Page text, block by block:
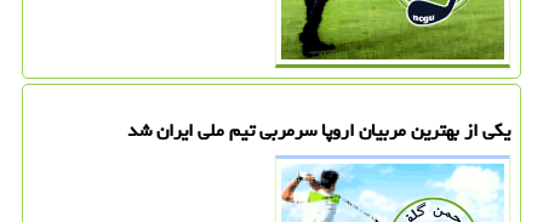
یکی از بهترین مربیان اروپا سرمربی تیم ملی ایران شد